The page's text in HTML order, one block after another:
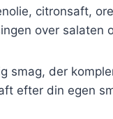
citronsaft,
over salaten
smag, der
efter din egen